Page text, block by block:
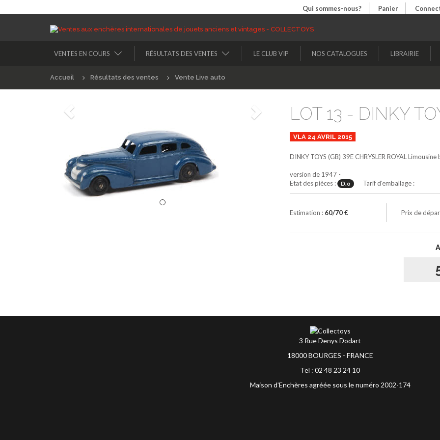
Qui sommes-nous? Panier
VENTES EN COURS RÉSULTATS DES VENTES LE CLUB VIP NOS CATALOGUES LIBRAIRIE
Accueil Résultats des ventes Vente Live auto
Suivant LOT 13 - DINKY
VLA 24 AVRIL 2015
DINKY TOYS (GB) 39E CHRYSLER ROYAL Limousine
version de 1947 -
Etat des pièces :
D.o Tarif d'emballage :
Estimation : 60/70 € Prix de
3 Rue Denys Dodart
18000 BOURGES - FRANCE
Tel : 02 48 23 24 10
Maison d'Enchères agréée sous le numéro 2002-174